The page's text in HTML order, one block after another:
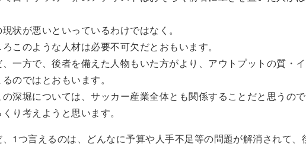
現状が悪いといっているわけではなく。
ろこのような人材は必要不可欠だとおもいます。
、一方で、後者を備えた人物もいた方がより、アウトプットの質・
のではとおもいます。
の深堀については、サッカー産業全体とも関係することだと思うの
くり考えようと思います。
、1つ言えるのは、どんなに予算や人手不足等の問題が解消されて、